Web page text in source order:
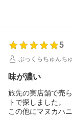
5
ぷっくらちゅんち
味が濃い
旅先の実店舗で売
トで探しました。
この他にマヌカハ